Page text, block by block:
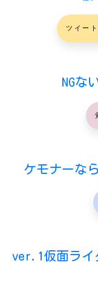
ツイー
NGな
ケモナーな
ver.1仮面ライ